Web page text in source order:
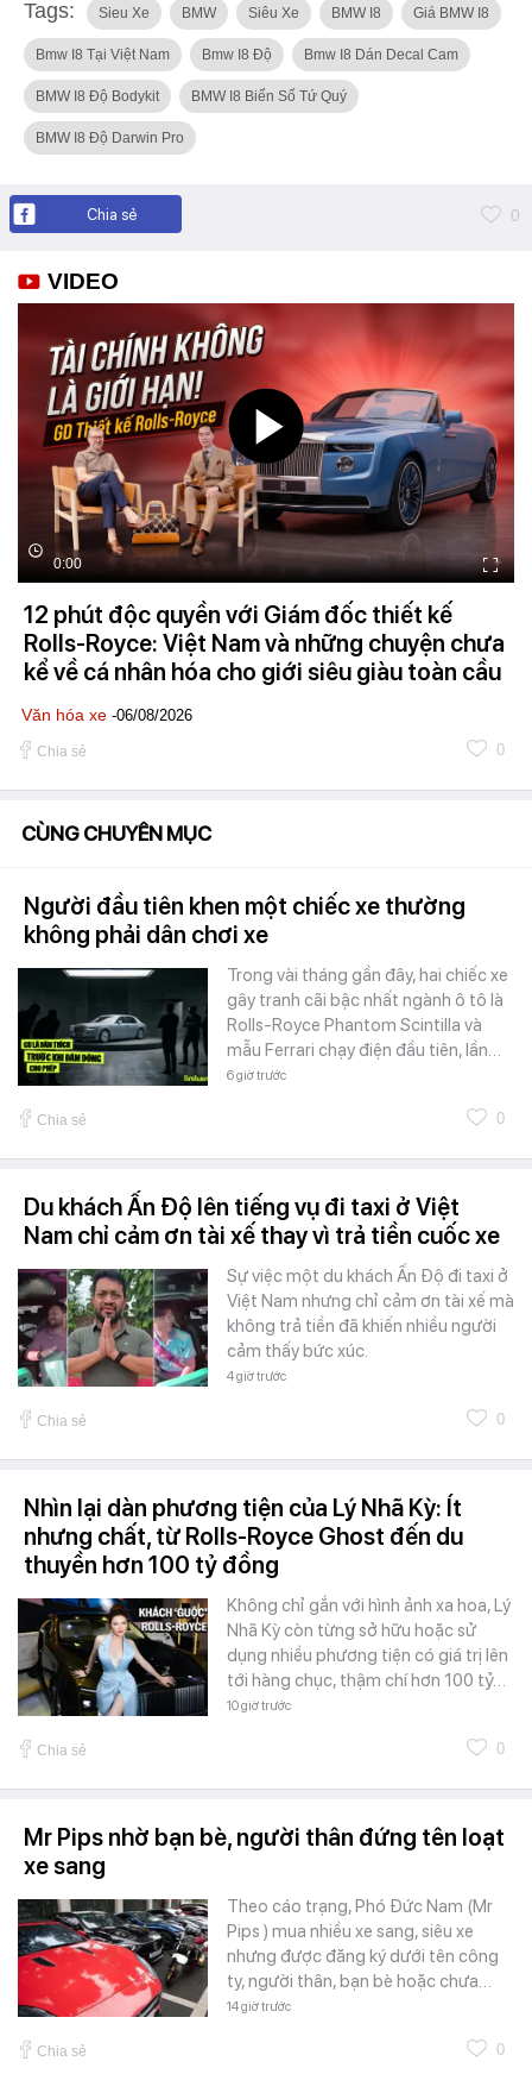
Tags: Sieu Xe BMW Siêu Xe BMW I8 Giá BMW I8
Bmw I8 Tại Việt Nam Bmw I8 Độ Bmw I8 Dán Decal Cam
BMW I8 Độ Bodykit BMW I8 Biển Số Tứ Quý
BMW I8 Độ Darwin Pro
Chia sẻ 0
VIDEO
0:00
12 phút độc quyền với Giám đốc thiết kế
Rolls-Royce: Việt Nam và những chuyện chưa
kể về cá nhân hóa cho giới siêu giàu toàn cầu
Văn hóa xe -06/08/2026
Chia sẻ 0
CÙNG CHUYÊN MỤC
Người đầu tiên khen một chiếc xe thường
không phải dân chơi xe
Trong vài tháng gần đây, hai chiếc xe
gây tranh cãi bậc nhất ngành ô tô là
Rolls-Royce Phantom Scintilla và
mẫu Ferrari chạy điện đầu tiên, lần…
6 giờ trước
Chia sẻ 0
Du khách Ấn Độ lên tiếng vụ đi taxi ở Việt
Nam chỉ cảm ơn tài xế thay vì trả tiền cuốc xe
Sự việc một du khách Ấn Độ đi taxi ở
Việt Nam nhưng chỉ cảm ơn tài xế mà
không trả tiền đã khiến nhiều người
cảm thấy bức xúc.
4 giờ trước
Chia sẻ 0
Nhìn lại dàn phương tiện của Lý Nhã Kỳ: Ít
nhưng chất, từ Rolls-Royce Ghost đến du
thuyền hơn 100 tỷ đồng
Không chỉ gắn với hình ảnh xa hoa, Lý
Nhã Kỳ còn từng sở hữu hoặc sử
dụng nhiều phương tiện có giá trị lên
tới hàng chục, thậm chí hơn 100 tỷ…
10 giờ trước
Chia sẻ 0
Mr Pips nhờ bạn bè, người thân đứng tên loạt
xe sang
Theo cáo trạng, Phó Đức Nam (Mr
Pips ) mua nhiều xe sang, siêu xe
nhưng được đăng ký dưới tên công
ty, người thân, bạn bè hoặc chưa…
14 giờ trước
Chia sẻ 0